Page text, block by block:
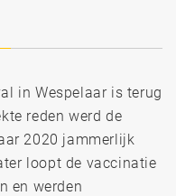
in Wespelaar is terug
reden werd de
2020 jammerlijk
loopt de vaccinatie
en werden